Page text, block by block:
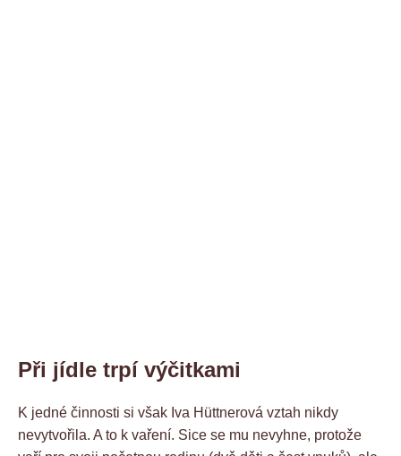
Při jídle trpí výčitkami
K jedné činnosti si však Iva Hüttnerová vztah nikdy
nevytvořila. A to k vaření. Sice se mu nevyhne, protože